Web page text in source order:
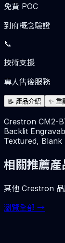
免費 POC
到府概念驗證
📞
技術支援
專人售後服務
📝 產品介紹 ✨ 重
Crestron CM2-
Backlit
Textured, Blank
相關推薦產
其他 Crestron
瀏覽全部 →